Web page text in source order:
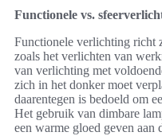
Functionele vs.
Functionele verlichting richt
zoals het verlichten van
van verlichting met
zich in het donker moet
daarentegen is bedoeld om
Het gebruik van dimbare
een warme gloed geven aan